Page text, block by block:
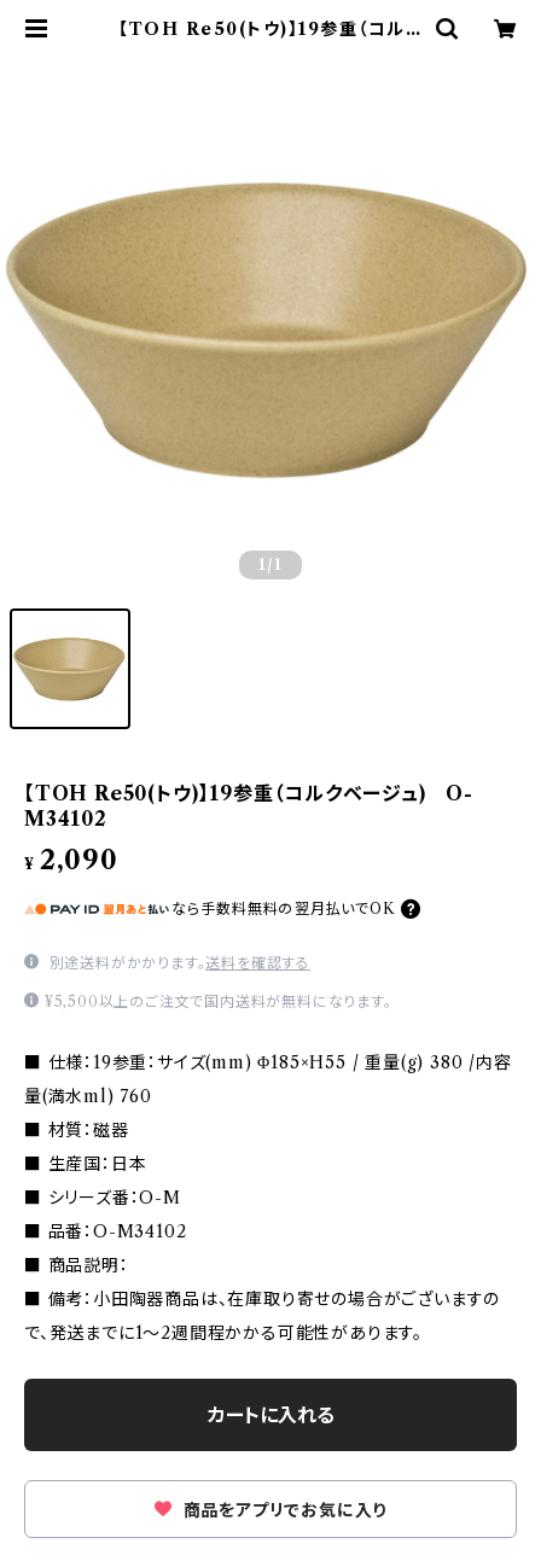
【TOH Re50(トウ)】19参重（コルク
1 /1
【TOH Re50(トウ)】19参重（コルクベージュ) O-
M34102
¥ 2,090
なら 手数料無料の 翌月払いでOK
別途送料がかかります。送料を確認する
¥5,500以上のご注文で国内送料が無料になります。
■ 仕様：19参重：サイズ(mm) Φ185×H55 / 重量(g) 380 /内容
量(満水ml) 760
■ 材質：磁器
■ 生産国：日本
■ シリーズ番：O-M
■ 品番：O-M34102
■ 商品説明：
■ 備考：小田陶器商品は、在庫取り寄せの場合がございますの
で、発送までに1〜2週間程かかる可能性があります。
カートに入れる
商品をアプリでお気に入り